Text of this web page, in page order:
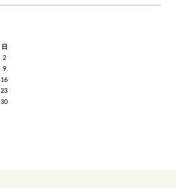
日
2
9
16
23
30